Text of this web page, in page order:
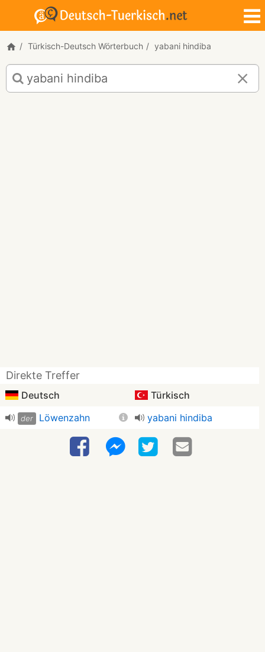
Türkisch-Deutsch Wörterbuch yabani hindiba
Türkisch-
Deutsch
Übersetzung
Direkte Treffer
Deutsch Türkisch
der Löwenzahn yabani hindiba